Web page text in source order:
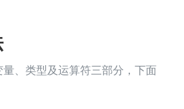
、类型及运算符三部分，下面